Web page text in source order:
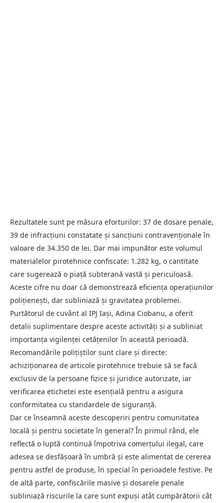
Rezultatele sunt pe măsura eforturilor: 37 de dosare penale,
39 de infracțiuni constatate și sancțiuni contravenționale în
valoare de 34.350 de lei. Dar mai impunător este volumul
materialelor pirotehnice confiscate: 1.282 kg, o cantitate
care sugerează o piață subterană vastă și periculoasă.
Aceste cifre nu doar că demonstrează eficiența operațiunilor
polițienești, dar subliniază și gravitatea problemei.
Purtătorul de cuvânt al IPJ Iași, Adina Ciobanu, a oferit
detalii suplimentare despre aceste activități și a subliniat
importanța vigilenței cetățenilor în această perioadă.
Recomandările polițiștilor sunt clare și directe:
achiziționarea de articole pirotehnice trebuie să se facă
exclusiv de la persoane fizice și juridice autorizate, iar
verificarea etichetei este esențială pentru a asigura
conformitatea cu standardele de siguranță.
Dar ce înseamnă aceste descoperiri pentru comunitatea
locală și pentru societate în general? În primul rând, ele
reflectă o luptă continuă împotriva comerțului ilegal, care
adesea se desfășoară în umbră și este alimentat de cererea
pentru astfel de produse, în special în perioadele festive. Pe
de altă parte, confiscările masive și dosarele penale
subliniază riscurile la care sunt expuși atât cumpărătorii cât